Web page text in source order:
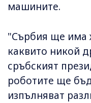
машините.
"Сърбия ще има
каквито никой
сръбският
роботите ще
изпълняват